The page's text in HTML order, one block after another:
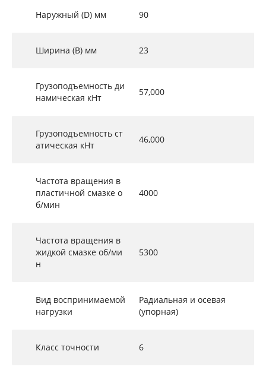
Наружный (D) мм 90
Ширина (B) мм 23
Грузоподъемность ди
намическая кНт
57,000
Грузоподъемность ст
атическая кНт
46,000
Частота вращения в
пластичной смазке о
б/мин
4000
Частота вращения в
жидкой смазке об/ми
н
5300
Вид воспринимаемой
нагрузки
Радиальная и осевая
(упорная)
Класс точности 6